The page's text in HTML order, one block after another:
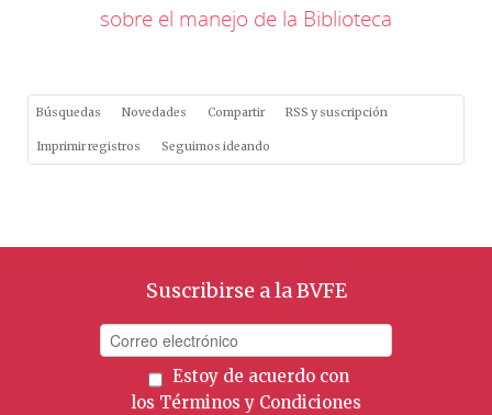
sobre el manejo de la Biblioteca
Búsquedas Novedades Compartir RSS y suscripción
Imprimir registros Seguimos ideando
Suscribirse a la BVFE
Estoy de acuerdo con
los Términos y Condiciones